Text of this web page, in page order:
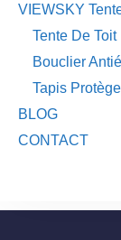
VIEWSKY
Tente De Toit
Bouclier
Tapis
BLOG
CONTACT